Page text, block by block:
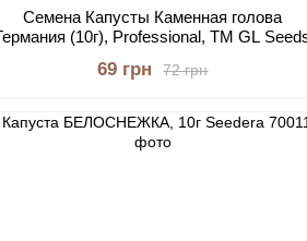
Семена Капусты Каменная голова
(10г), Professional, TM GL
72 грн
69 грн